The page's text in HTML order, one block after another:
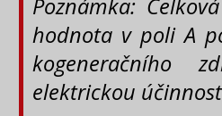
Poznámka:
hodnota v poli A
kogeneračního
elektrickou